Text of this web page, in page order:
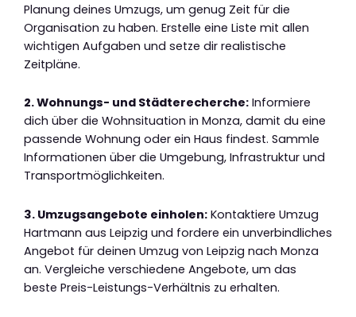
Planung deines Umzugs, um genug Zeit für die
Organisation zu haben. Erstelle eine Liste mit allen
wichtigen Aufgaben und setze dir realistische
Zeitpläne.
2. Wohnungs- und Städterecherche: Informiere
dich über die Wohnsituation in Monza, damit du eine
passende Wohnung oder ein Haus findest. Sammle
Informationen über die Umgebung, Infrastruktur und
Transportmöglichkeiten.
3. Umzugsangebote einholen: Kontaktiere Umzug
Hartmann aus Leipzig und fordere ein unverbindliches
Angebot für deinen Umzug von Leipzig nach Monza
an. Vergleiche verschiedene Angebote, um das
beste Preis-Leistungs-Verhältnis zu erhalten.